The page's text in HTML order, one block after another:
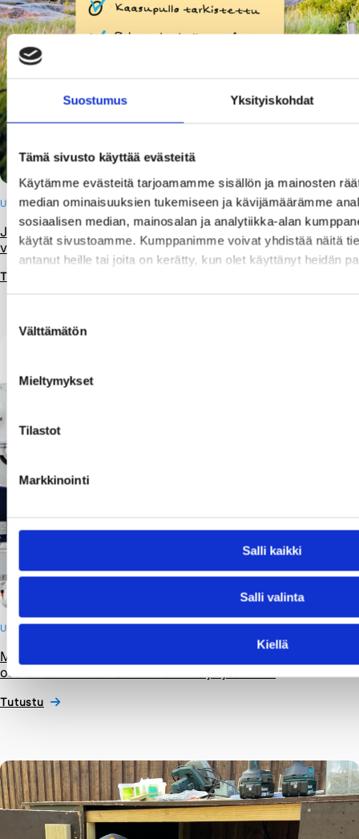
Suostumus Yksityiskohdat
Tämä sivusto käyttää evästeitä
Käytämme evästeitä tarjoamamme sisällön ja mainosten
median ominaisuuksien tukemiseen ja kävijämäärämme
sosiaalisen median, mainosalan ja analytiikka-alan
käytät sivustoamme. Kumppanimme voivat yhdistää näitä
antanut heille tai joita on kerätty, kun olet käyttänyt heidän
valinta
Välttämätön
Mieltymykset
Tilastot
Markkinointi
Salli kaikki
Salli valinta
Kiellä
UUTINEN
Juomavettä mökille – kevään muistilista puhtaan veden
varmistamiseen
Tutustu
UUTINEN
Markkinajohtaja LORENTZin aurinkopumpputeknologia
osaksi Solar Water Solutionsin vesijärjestelmiä
Tutustu